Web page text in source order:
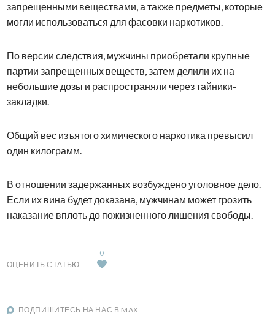
запрещенными веществами, а также предметы, которые
могли использоваться для фасовки наркотиков.
По версии следствия, мужчины приобретали крупные
партии запрещенных веществ, затем делили их на
небольшие дозы и распространяли через тайники-
закладки.
Общий вес изъятого химического наркотика превысил
один килограмм.
В отношении задержанных возбуждено уголовное дело.
Если их вина будет доказана, мужчинам может грозить
наказание вплоть до пожизненного лишения свободы.
ОЦЕНИТЬ СТАТЬЮ
0
ПОДПИШИТЕСЬ НА НАС В MAX